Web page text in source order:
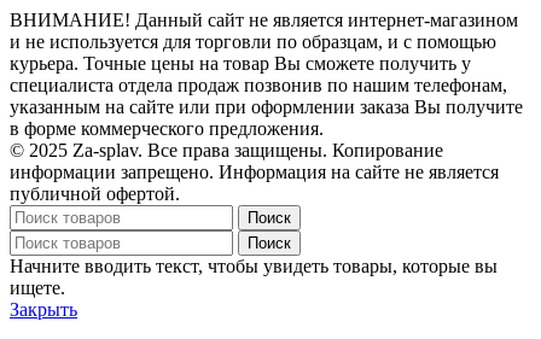
ВНИМАНИЕ! Данный сайт не является интернет-магазином
и не используется для торговли по образцам, и с помощью
курьера. Точные цены на товар Вы сможете получить у
специалиста отдела продаж позвонив по нашим телефонам,
указанным на сайте или при оформлении заказа Вы получите
в форме коммерческого предложения.
© 2025 Za-splav. Все права защищены. Копирование
информации запрещено. Информация на сайте не является
публичной офертой.
Поиск
Поиск
Начните вводить текст, чтобы увидеть товары, которые вы
ищете.
Закрыть